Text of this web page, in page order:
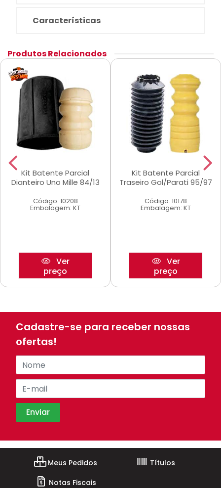
Características
Produtos Relacionados
Kit Batente Parcial
Dianteiro Uno Mille 84/13
Código: 10208
Embalagem: KT
Ver
preço
Kit Batente Parcial
Traseiro Gol/Parati 95/97
Código: 10178
Embalagem: KT
Ver
preço
Cadastre-se para receber nossas
ofertas!
Meus Pedidos
Títulos
Notas Fiscais